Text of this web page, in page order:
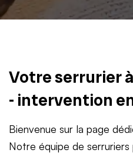
Votre serrurier
- intervention
Bienvenue sur la page
Notre équipe de